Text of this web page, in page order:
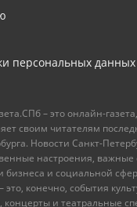
персональных данных
– это онлайн-
своим читателям
Новости Санкт-
настроения, важные
бизнеса и социальной
это, конечно, события
и театральные